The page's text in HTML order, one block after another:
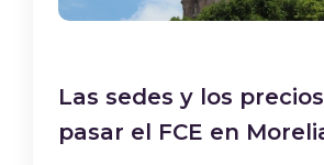
Las sedes y los
pasar el FCE en